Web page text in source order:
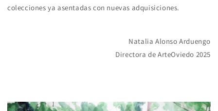
colecciones ya asentadas con nuevas adquisiciones.
Natalia Alonso Arduengo
Directora de ArteOviedo 2025